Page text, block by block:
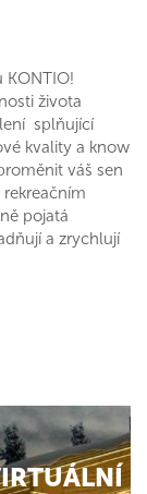
života
splňující
kvality a know
váš sen
pojatá
a zrychlují